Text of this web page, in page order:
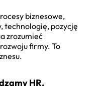
biznesowe,
technologię, pozycję
zrozumieć
firmy. To
HR.